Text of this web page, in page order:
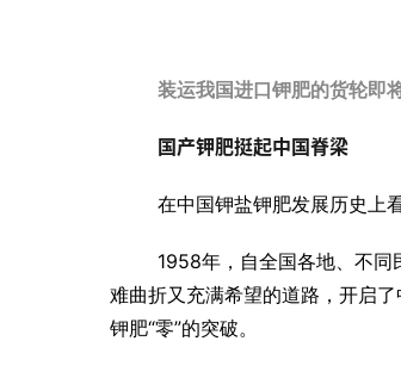
装运我国进口钾肥的货轮即
国产钾肥挺起中国脊梁
在中国钾盐钾肥发展历史上
1958年，自全国各地、不
难曲折又充满希望的道路，开启
钾肥“零”的突破。